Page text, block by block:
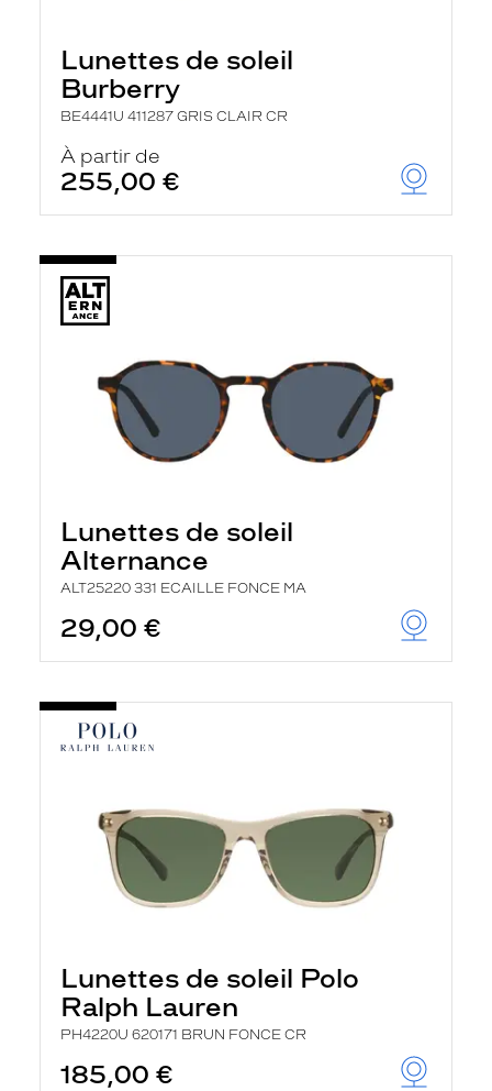
Lunettes de soleil
Burberry
BE4441U 411287 GRIS CLAIR CR
À partir de
255,00 €
Lunettes de soleil
Alternance
ALT25220 331 ECAILLE FONCE MA
29,00 €
Lunettes de soleil Polo
Ralph Lauren
PH4220U 620171 BRUN FONCE CR
185,00 €